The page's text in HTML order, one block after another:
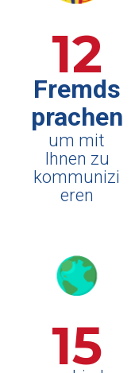
12
Fremds
prachen
um mit
Ihnen zu
kommunizi
eren
15